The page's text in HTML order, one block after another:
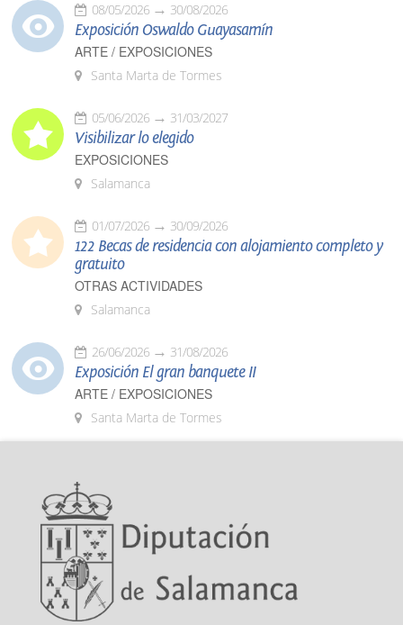
08/05/2026 30/08/2026
Exposición Oswaldo Guayasamín
ARTE / EXPOSICIONES
Santa Marta de Tormes
05/06/2026 31/03/2027
Visibilizar lo elegido
EXPOSICIONES
Salamanca
01/07/2026 30/09/2026
122 Becas de residencia con alojamiento completo y
gratuito
OTRAS ACTIVIDADES
Salamanca
26/06/2026 31/08/2026
Exposición El gran banquete II
ARTE / EXPOSICIONES
Santa Marta de Tormes